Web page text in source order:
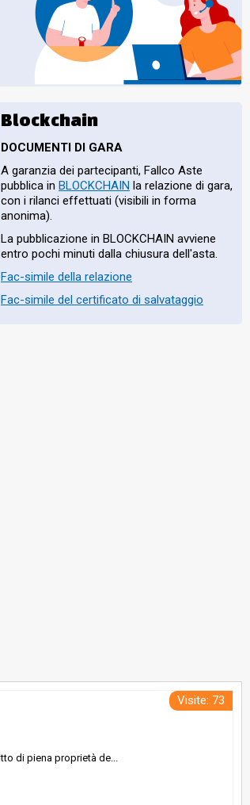
Blockchain
DOCUMENTI DI GARA
A garanzia dei partecipanti, Fallco Aste
pubblica in BLOCKCHAIN la relazione di gara,
con i rilanci effettuati (visibili in forma
anonima).
La pubblicazione in BLOCKCHAIN avviene
entro pochi minuti dalla chiusura dell'asta.
Fac-simile della relazione
Fac-simile del certificato di salvataggio
Visite: 73